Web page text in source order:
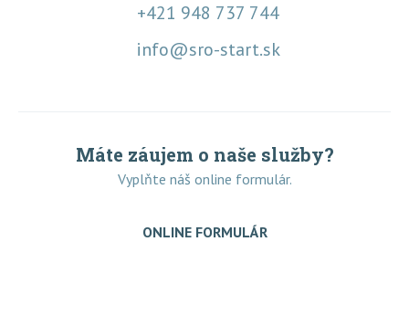
+421 948 737 744
info@sro-start.sk
Máte záujem o naše služby?
Vyplňte náš online formulár.
ONLINE FORMULÁR